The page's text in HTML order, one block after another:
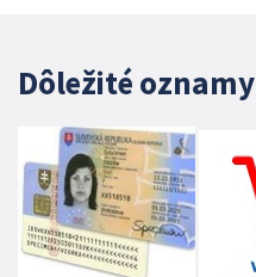
Dôležité oznamy